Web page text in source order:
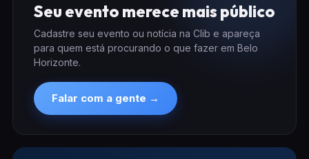
Seu evento merece mais público
Cadastre seu evento ou notícia na Clib e apareça
para quem está procurando o que fazer em Belo
Horizonte.
Falar com a gente →